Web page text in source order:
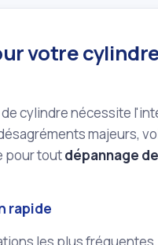
votre
cylindre nécessite
majeurs,
pour toutdépannage
rapide
les plus